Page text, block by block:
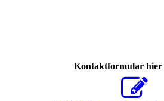
Kontaktformular hier